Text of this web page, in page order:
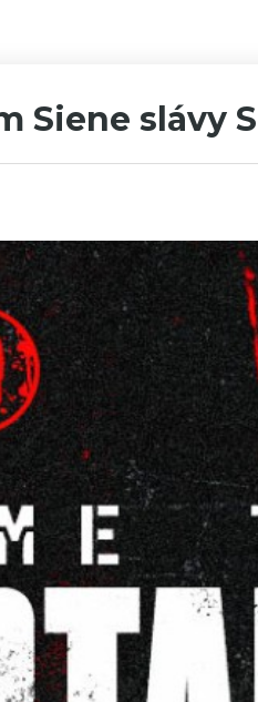
Siene slávy